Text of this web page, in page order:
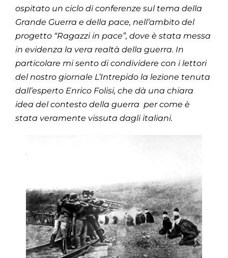
ospitato un ciclo di conferenze sul tema della
Grande Guerra e della pace, nell’ambito del
progetto “Ragazzi in pace”, dove è stata messa
in evidenza la vera realtà della guerra. In
particolare mi sento di condividere con i lettori
del nostro giornale L’Intrepido la lezione tenuta
dall’esperto Enrico Folisi, che dà una chiara
idea del contesto della guerra per come è
stata veramente vissuta dagli italiani.